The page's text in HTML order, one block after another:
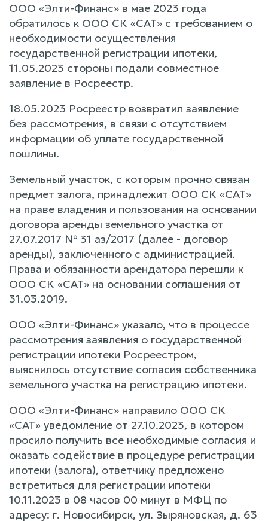
ООО «Элти-Финанс» в мае 2023 года
обратилось к ООО СК «САТ» с требованием о
необходимости осуществления
государственной регистрации ипотеки,
11.05.2023 стороны подали совместное
заявление в Росреестр.
18.05.2023 Росреестр возвратил заявление
без рассмотрения, в связи с отсутствием
информации об уплате государственной
пошлины.
Земельный участок, с которым прочно связан
предмет залога, принадлежит ООО СК «САТ»
на праве владения и пользования на основании
договора аренды земельного участка от
27.07.2017 № 31 аз/2017 (далее - договор
аренды), заключенного с администрацией.
Права и обязанности арендатора перешли к
ООО СК «САТ» на основании соглашения от
31.03.2019.
ООО «Элти-Финанс» указало, что в процессе
рассмотрения заявления о государственной
регистрации ипотеки Росреестром,
выяснилось отсутствие согласия собственника
земельного участка на регистрацию ипотеки.
ООО «Элти-Финанс» направило ООО СК
«САТ» уведомление от 27.10.2023, в котором
просило получить все необходимые согласия и
оказать содействие в процедуре регистрации
ипотеки (залога), ответчику предложено
встретиться для регистрации ипотеки
10.11.2023 в 08 часов 00 минут в МФЦ по
адресу: г. Новосибирск, ул. Зыряновская, д. 63